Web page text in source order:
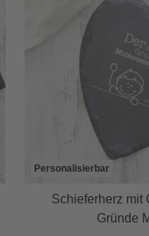
Personalisierbar
Schieferherz mit
Gründe